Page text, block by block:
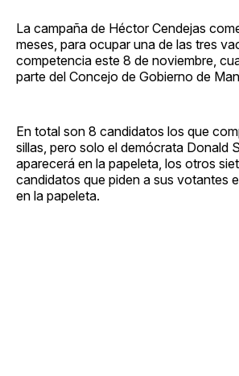
La campaña de Héctor Cendejas
meses, para ocupar una de las tres
competencia este 8 de noviembre,
parte del Concejo de Gobierno de
En total son 8 candidatos los que
sillas, pero solo el demócrata Donald
aparecerá en la papeleta, los otros
candidatos que piden a sus votantes
en la papeleta.